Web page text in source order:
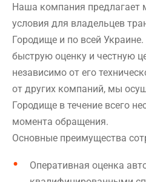
Наша компания предлагает
условия для владельцев
Городище и по всей
быструю оценку и честную
независимо от его
от других компаний, мы
Городище в течение всего
момента обращения.
Основные преимущества
Оперативная оценка